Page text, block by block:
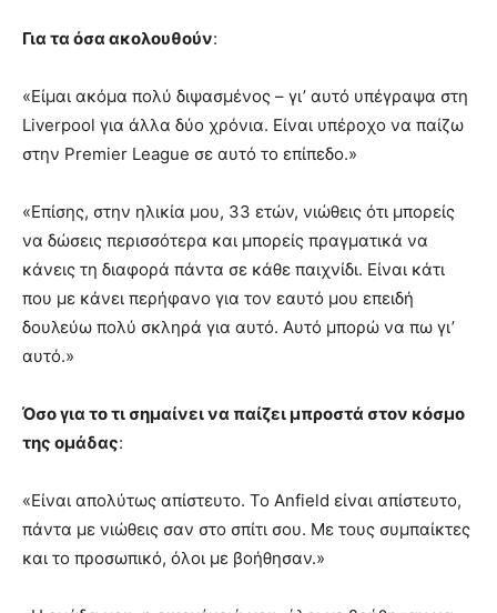
Για τα όσα ακολουθούν:
«Είμαι ακόμα πολύ διψασμένος – γι’ αυτό υπέγραψα στη
Liverpool για άλλα δύο χρόνια. Είναι υπέροχο να παίζω
στην Premier League σε αυτό το επίπεδο.»
«Επίσης, στην ηλικία μου, 33 ετών, νιώθεις ότι μπορείς
να δώσεις περισσότερα και μπορείς πραγματικά να
κάνεις τη διαφορά πάντα σε κάθε παιχνίδι. Είναι κάτι
που με κάνει περήφανο για τον εαυτό μου επειδή
δουλεύω πολύ σκληρά για αυτό. Αυτό μπορώ να πω γι’
αυτό.»
Όσο για το τι σημαίνει να παίζει μπροστά στον κόσμο
της ομάδας:
«Είναι απολύτως απίστευτο. Το Anfield είναι απίστευτο,
πάντα με νιώθεις σαν στο σπίτι σου. Με τους συμπαίκτες
και το προσωπικό, όλοι με βοήθησαν.»